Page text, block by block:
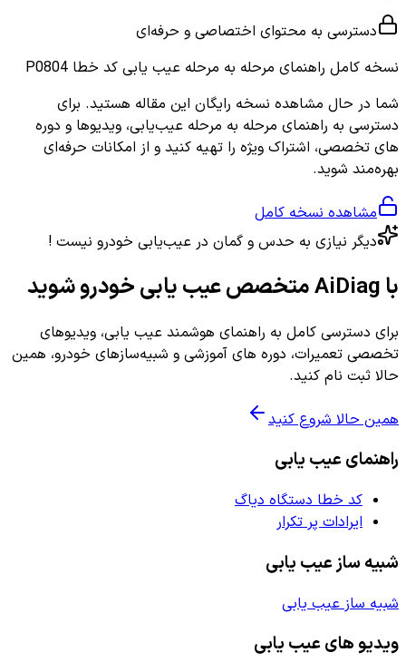
دسترسی به محتوای اختصاصی و حرفه‌ای
نسخه کامل راهنمای مرحله به مرحله عیب یابی کد خطا P0804
شما در حال مشاهده نسخه رایگان این مقاله هستید. برای
دسترسی به راهنمای مرحله به مرحله عیب‌یابی، ویدیوها و دوره
های تخصصی، اشتراک ویژه را تهیه کنید و از امکانات حرفه‌ای
بهره‌مند شوید.
مشاهده نسخه کامل
دیگر نیازی به حدس و گمان در عیب‌یابی خودرو نیست !
با AiDiag متخصص عیب یابی خودرو شوید
برای دسترسی کامل به راهنمای هوشمند عیب یابی، ویدیوهای
تخصصی تعمیرات، دوره های آموزشی و شبیه‌سازهای خودرو، همین
حالا ثبت نام کنید.
همین حالا شروع کنید
راهنمای عیب یابی
کد خطا دستگاه دیاگ
ایرادات پر تکرار
شبیه ساز عیب یابی
شبیه ساز عیب یابی
ویدیو های عیب یابی